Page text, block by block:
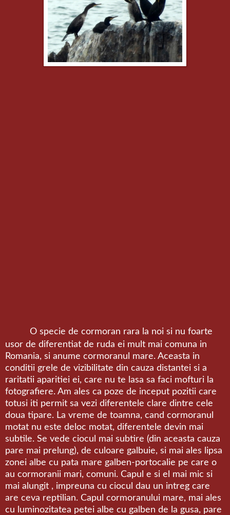
O specie de cormoran rara la noi si nu foarte
usor de diferentiat de ruda ei mult mai comuna in
Romania, si anume cormoranul mare. Aceasta in
conditii grele de vizibilitate din cauza distantei si a
raritatii aparitiei ei, care nu te lasa sa faci mofturi la
fotografiere. Am ales ca poze de inceput pozitii care
totusi iti permit sa vezi diferentele clare dintre cele
doua tipare. La vreme de toamna, cand cormoranul
motat nu este deloc motat, diferentele devin mai
subtile. Se vede ciocul mai subtire (din aceasta cauza
pare mai prelung), de culoare galbuie, si mai ales lipsa
zonei albe cu pata mare galben-portocalie pe care o
au cormoranii mari, comuni. Capul e si el mai mic si
mai alungit , impreuna cu ciocul dau un intreg care
are ceva reptilian. Capul cormoranului mare, mai ales
cu luminozitatea petei albe cu galben de la gusa, pare